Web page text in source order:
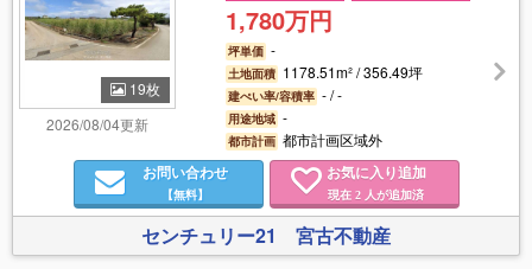
19枚
2026/08/04更新
1,780万円
坪単価 -
土地面積 1178.51m² / 356.49坪
建ぺい率/容積率 - / -
用途地域 -
都市計画 都市計画区域外
お問い合わせ
【無料】
お気に入り追加
現在 2 人が追加済
センチュリー21 宮古不動産